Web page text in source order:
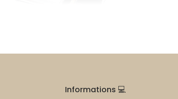
Informations 💻